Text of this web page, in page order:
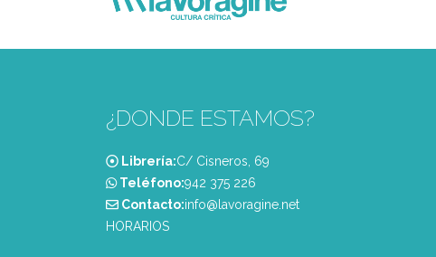
¿DONDE ESTAMOS?
Librería:C/ Cisneros, 69
Teléfono:‭942 375 226‬
Contacto:info@lavoragine.net
HORARIOS